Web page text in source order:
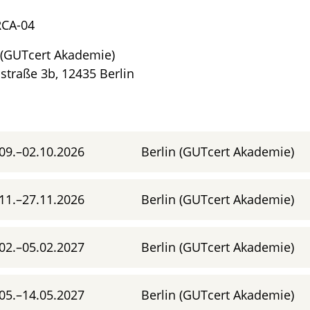
04
Akademie)
3b, 12435 Berlin
Berlin (GUTcert Akademie)
Berlin (GUTcert Akademie)
Berlin (GUTcert Akademie)
Berlin (GUTcert Akademie)